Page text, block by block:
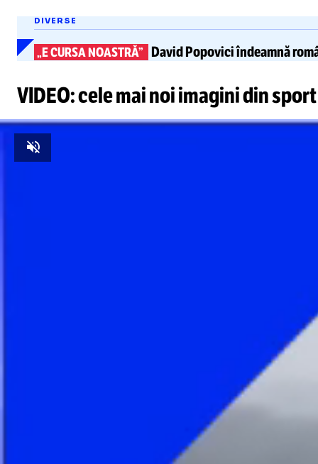
DIVERSE
„E CURSA NOASTRĂ” David Popoviciîndeamnă
VIDEO: cele mai noi imagini din sport
Unmute